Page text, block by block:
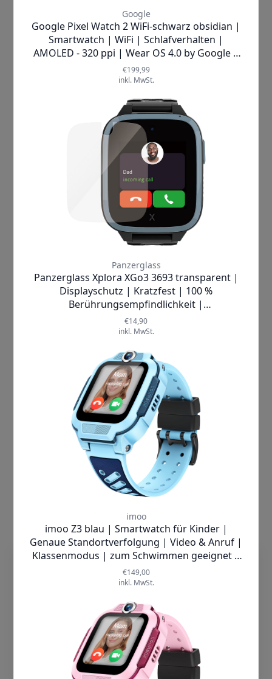
Amazon Payments der Amazon Payments Europe s.c.a. (38
avenue John F. Kennedy, L-1855 Luxemburg; “Amazon
Payments”).
Die Datenverarbeitung dient dem Zweck, Ihnen die
Zahlung über den Zahlungsdienst Amazon Payments
Zur Einbindung dieses Zahlungsdienstes ist es
erforderlich, dass Amazon Payments beim Aufruf der
Website Daten (z.B. IP-Adresse, Gerätetyp, Betriebssystem,
Browsertyp, Standort Ihres Geräts) sammelt, speichert und
analysiert. Hierzu können auch Cookies eingesetzt werden.
Die Cookies ermöglichen die Wiedererkennung Ihres
Die Verarbeitung Ihrer personenbezogenen Daten erfolgt
auf Grundlage des Art. 6 Abs. 1 lit. f DSGVO aus unserem
überwiegenden berechtigten Interesse an einem
Sie haben das Recht aus Gründen, die sich aus
Ihrer besonderen Situation ergeben, jederzeit dieser
Verarbeitung Sie betreffender personenbezogener Daten zu
widersprechen.
Mit Auswahl und Nutzung von “Amazon Payments” werden
Amazon Payments übermittelt, um den Vertrag mit Ihnen
mit der gewählten Zahlart erfüllen zu können. Diese
Verarbeitung erfolgt auf Grundlage des Art. 6 Abs. 1 lit. b
Nähere Informationen zur Datenverarbeitung bei
Verwendung des Zahlungsdienstes Amazon Payments
finden Sie in der dazugehörigen Datenschutzerklärung
https://pay.amazon.com/de/help/201212490
Verwendung von Klarna Zahlungsoptionen
Wir verwenden auf unserer Website den Zahlungsdienst
der Klarna Bank AB (publ) (Sveavägen 46, 111 34
Stockholm, Schweden; „Klarna“). Mit Auswahl und Nutzung
von Zahlung via Klarna werden die zur
Zahlungsabwicklung erforderlichen Daten an Klarna
übermittelt, um den Vertrag mit Ihnen mit der gewählten
Zahlart erfüllen zu können. Diese Verarbeitung erfolgt auf
Grundlage des Art. 6 Abs. 1 lit. b DSGVO.
Hierbei können Cookies gespeichert werden, die die
Wiedererkennung Ihres Browsers ermöglichen. Die
dadurch stattfindende Datenverarbeitung erfolgt auf
Grundlage des Art. 6 Abs. 1 lit. f DSGVO aus unserem
dieTechnik.de nutzt Cookies, damit wir
unsere Seiten sicher und zuverlässig
Deine Nutzererfahrung einschließlich
relevanter Inhalte und personalisierter
Werbung auf unseren Seiten verbessern
können. Mit Klick auf „Cookies
akzeptieren“ willigst Du zum einen in die